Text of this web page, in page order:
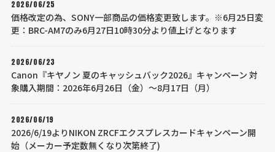
2026/06/25
価格改定の為、SONY一部商品の価格変更致します。※6月25日変
更：BRC-AM7のみ6月27日10時30分より値上げとなります
2026/06/23
Canon『キヤノン 夏のキャッシュバック2026』キャンペーン 対
象購入期間：2026年6月26日（金）～8月17日（月）
2026/06/19
2026/6/19よりNIKON ZRCFエクスプレスカードキャンペーン開
始（メーカー予定数無くなり次第終了)